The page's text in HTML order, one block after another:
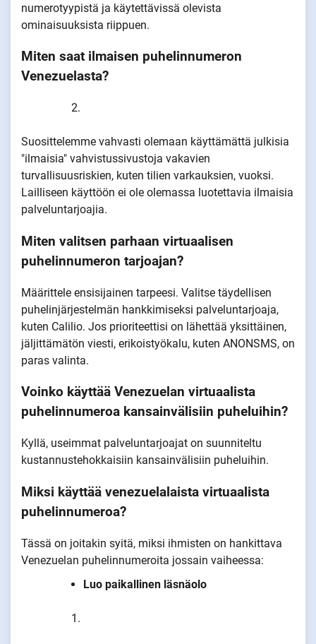
numerotyypistä ja käytettävissä olevista
ominaisuuksista riippuen.
Miten saat ilmaisen puhelinnumeron
Venezuelasta?
Suosittelemme vahvasti olemaan käyttämättä julkisia
"ilmaisia" vahvistussivustoja vakavien
turvallisuusriskien, kuten tilien varkauksien, vuoksi.
Lailliseen käyttöön ei ole olemassa luotettavia ilmaisia
palveluntarjoajia.
Miten valitsen parhaan virtuaalisen
puhelinnumeron tarjoajan?
Määrittele ensisijainen tarpeesi. Valitse täydellisen
puhelinjärjestelmän hankkimiseksi palveluntarjoaja,
kuten Calilio. Jos prioriteettisi on lähettää yksittäinen,
jäljittämätön viesti, erikoistyökalu, kuten ANONSMS, on
paras valinta.
Voinko käyttää Venezuelan virtuaalista
puhelinnumeroa kansainvälisiin puheluihin?
Kyllä, useimmat palveluntarjoajat on suunniteltu
kustannustehokkaisiin kansainvälisiin puheluihin.
Miksi käyttää venezuelalaista virtuaalista
puhelinnumeroa?
Tässä on joitakin syitä, miksi ihmisten on hankittava
Venezuelan puhelinnumeroita jossain vaiheessa:
Luo paikallinen läsnäolo